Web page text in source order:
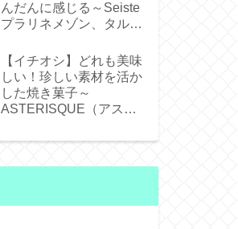
んだんに感じる～Seiste
プラリネメゾン、タルト
シトロン～
【イチオシ】どれも美味
しい！珍しい素材を活か
した焼き菓子～
ASTERISQUE（アステ